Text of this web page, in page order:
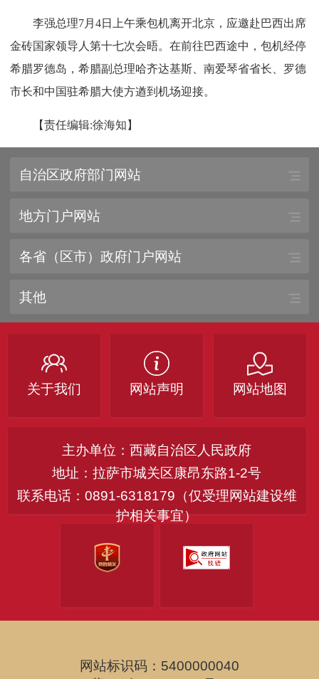
李强总理7月4日上午乘包机离开北京，应邀赴巴西出席
金砖国家领导人第十七次会晤。在前往巴西途中，包机经停
希腊罗德岛，希腊副总理哈齐达基斯、南爱琴省省长、罗德
市长和中国驻希腊大使方遒到机场迎接。
【责任编辑:徐海知】
自治区政府部门网站
地方门户网站
各省（区市）政府门户网站
其他
关于我们 网站声明 网站地图
主办单位：西藏自治区人民政府
地址：拉萨市城关区康昂东路1-2号
联系电话：0891-6318179（仅受理网站建设维
护相关事宜）
网站标识码：5400000040